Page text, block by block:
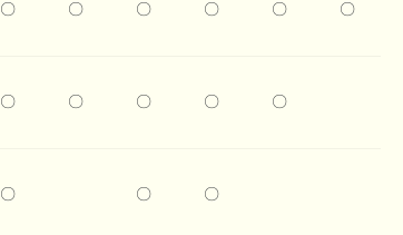
〇 〇 〇 〇 〇 〇
〇 〇 〇 〇 〇
〇 〇 〇